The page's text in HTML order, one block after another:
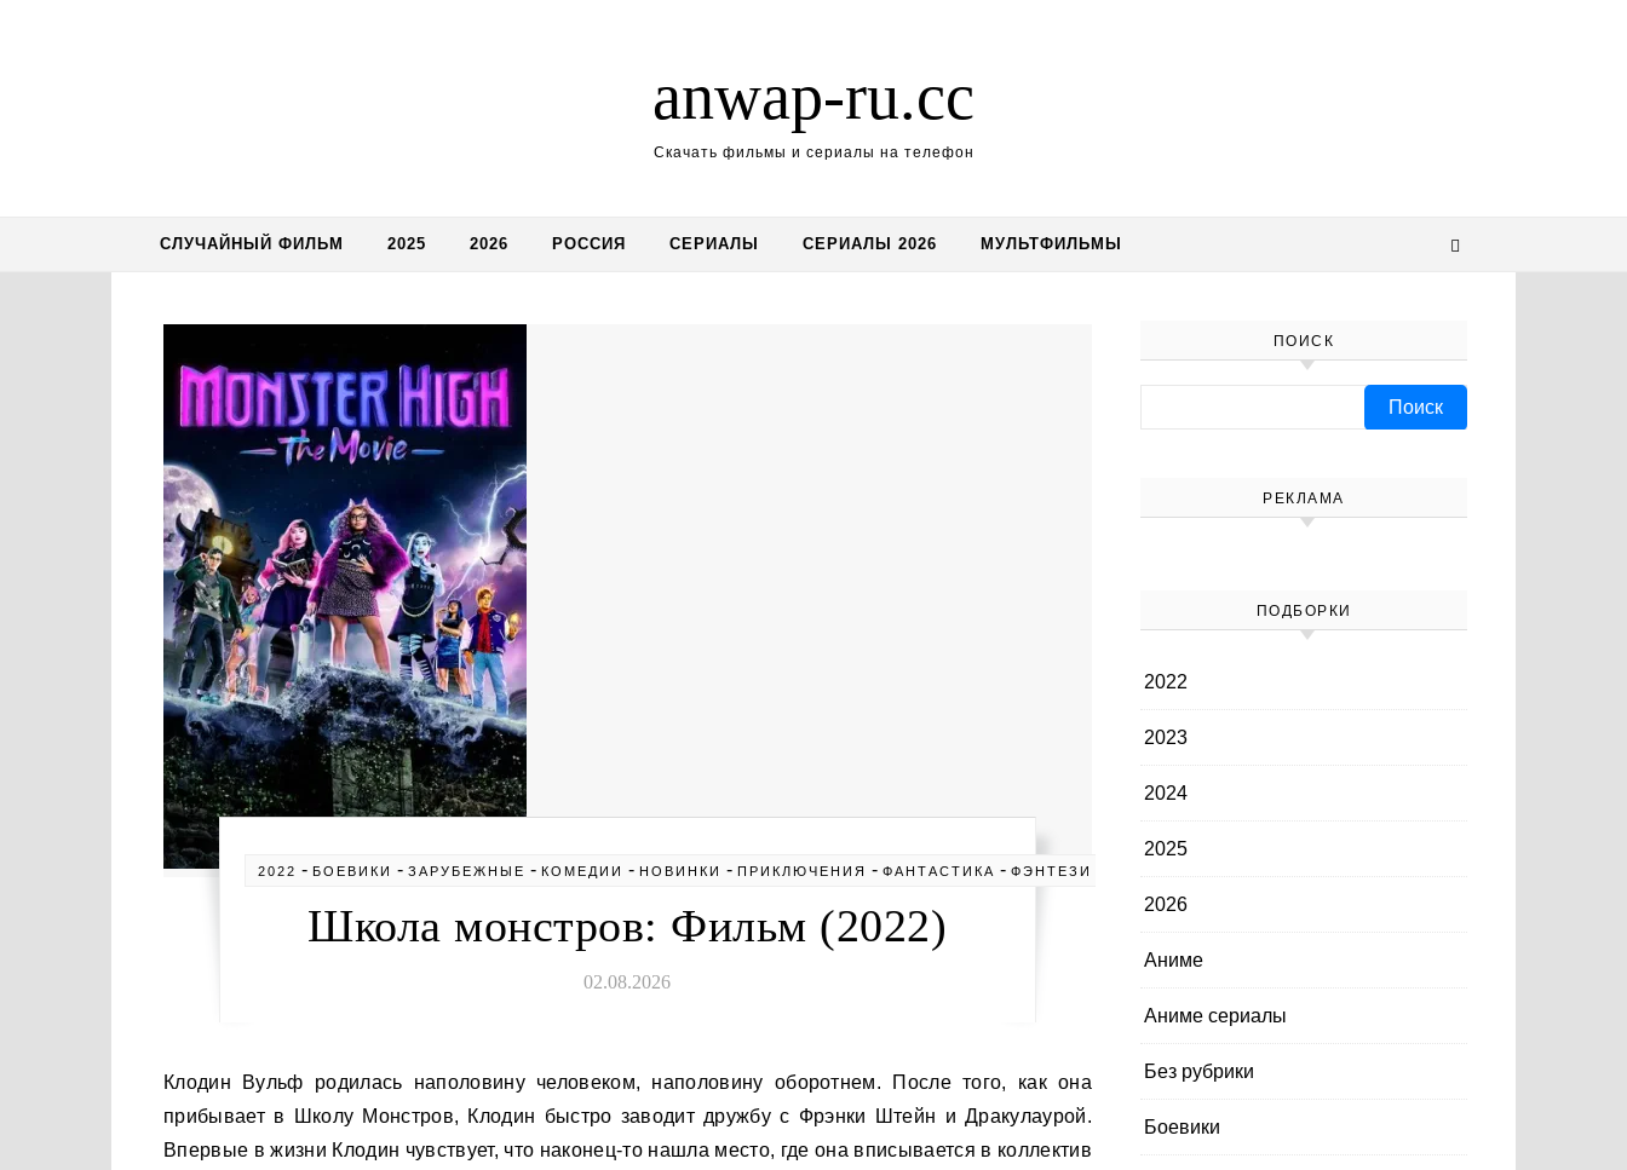
anwap-ru.cc
Скачать фильмы и сериалы на телефон
СЛУЧАЙНЫЙ ФИЛЬМ 2025 2026 РОССИЯ СЕРИАЛЫ СЕРИАЛЫ 2026 МУЛЬТФИЛЬМЫ
2022 -БОЕВИКИ -ЗАРУБЕЖНЫЕ -КОМЕДИИ -НОВИНКИ -ПРИКЛЮЧЕНИЯ -ФАНТАСТИКА -ФЭНТЕЗИ
Школа монстров: Фильм (2022)
02.08.2026
Клодин Вульф родилась наполовину человеком, наполовину оборотнем. После того, как она
прибывает в Школу Монстров, Клодин быстро заводит дружбу с Фрэнки Штейн и Дракулаурой.
Впервые в жизни Клодин чувствует, что наконец-то нашла место, где она вписывается в коллектив
ПОИСК
РЕКЛАМА
ПОДБОРКИ
2022
2023
2024
2025
2026
Аниме
Аниме сериалы
Без рубрики
Боевики